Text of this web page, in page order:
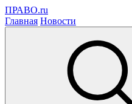
ПРАВО.ru
Главная Новости